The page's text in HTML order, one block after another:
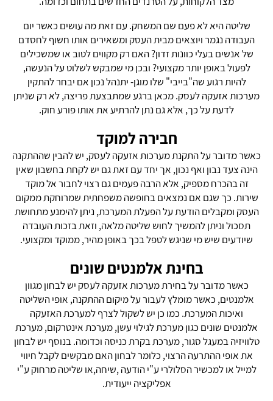
שליטה היא לא פעם שם המשחק. עם זאת מה עושים כאשר יום
העבודה נגמר ויוצאים מבית העסק ומשאירים אותו חשוף לחסדם
של אנשים בעלי כוונות זדון? האם רק מקווים לטוב או שמשכילים
לפעול באופן יותר מקצועי? ובכן מי שמבקש לשלוט על הנעשה,
להיות רגוע שה"בייבי" שלו מוגן- יתנהל נכון אם יבחר להתקין
מערכות אזעקה לעסק. מכאן ברגע שמתבצעת פריצה, לא רק שניתן
לדעת על כך, אלא גם נתן להרתיע את אותו פורע חוק.
חבירה למוקד
כאשר מדובר על התקנת מערכות אזעקה לעסק, יש להבין שההתקנה
הינה צעד נבון ואף נכון, אך יחד עם זאת גם יש לקחת בחשבון שאין
זה בהכרח מספיק, אלא הרבה פעמים גם רצוי לחבור אל מוקד
שירות. כך שגם אם נמצאים בחופשה משפחתית שמרוחקת ממקום
העסק ומקבלים הודעת על הפעלת המערכת, ניתן להימנע מתחושת
תסכול וניתן להמשיך לחוש שליטה מלאה, וזאת בזכות העובדה
שיודעים שיש מי שניגש לטפל בכך באופן מהיר, ממוקד ומקצועי.
בחינת אלמנטים שונים
כאשר מדובר על בחירת מערכות אזעקה לעסק יש לבחון מגוון
אלמנטים, כאשר מומלץ לעבור על מיקום ההתקנה, אופי השליטה
ואיכות המערכת. כמו כן יש לשקול לצרף למערכת האזעקה
אלמנטים שונים כגון מערכת לגילוי עשן, מערכת אינטרקום, מערכת
טלוויזיה במעגל סגור, מערכת בקרת כניסה וכדומה. בנוסף יש לבחון
את אופי ההתרעה הרצוי, כלומר לבחון האם מבקשים לקבל חיווי
למייל או למכשיר הסלולרי ע"י הודעה ,שיחה,או שליטה מרחוק ע"י
אפליקציה ייעודית.